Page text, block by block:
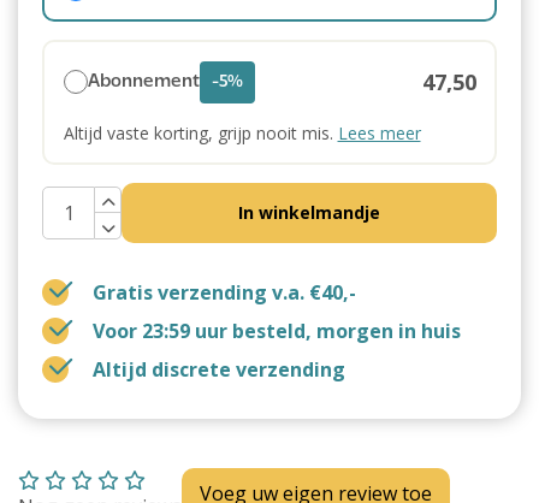
Abonnement -5% 47,50
Altijd vaste korting, grijp nooit mis. Lees meer
In winkelmandje
Gratis verzending v.a. €40,-
Voor 23:59 uur besteld, morgen in huis
Altijd discrete verzending
Voeg uw eigen review toe